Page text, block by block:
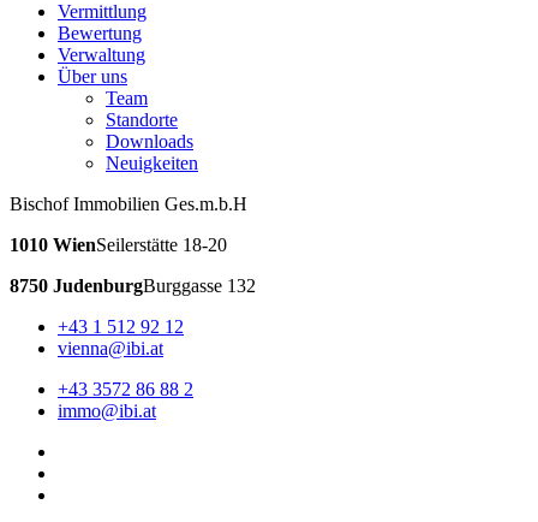
Vermittlung
Bewertung
Verwaltung
Über uns
Team
Standorte
Downloads
Neuigkeiten
Bischof Immobilien Ges.m.b.H
1010 WienSeilerstätte 18-20
8750 JudenburgBurggasse 132
+43 1 512 92 12
vienna@ibi.at
+43 3572 86 88 2
immo@ibi.at